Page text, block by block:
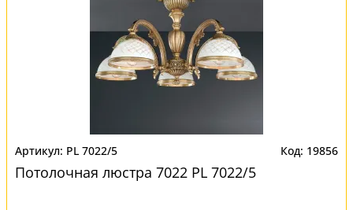
PL 7022/5 19856
Потолочная люстра 7022 PL 7022/5